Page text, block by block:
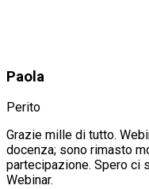
Paola
Perito
Grazie mille di tutto.
docenza; sono rimasto
partecipazione. Spero ci
Webinar.